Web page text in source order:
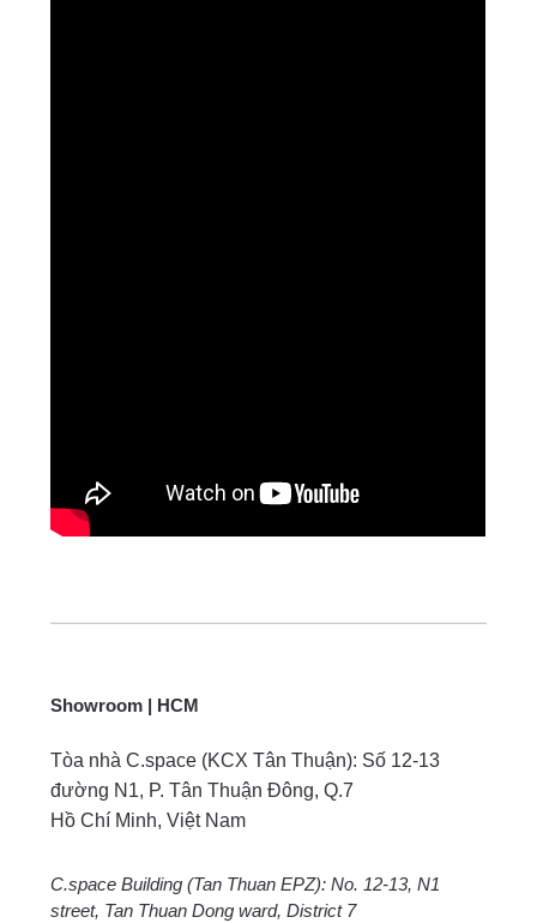
Showroom | HCM
Tòa nhà C.space (KCX Tân Thuận): Số 12-13
đường N1, P. Tân Thuận Đông, Q.7
Hồ Chí Minh, Việt Nam
C.space Building (Tan Thuan EPZ): No. 12-13, N1
street, Tan Thuan Dong ward, District 7